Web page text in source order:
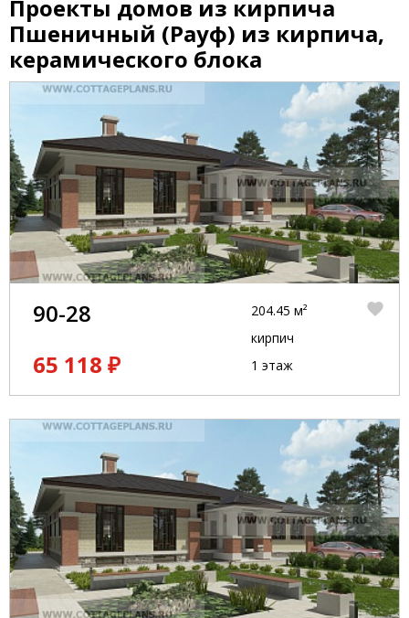
который подойдет вашим потребностям и
бюджету. Свяжитесь с нами сегодня, чтобы
узнать больше о наших проектах домов и
коттеджей из кирпича Пшеничный (Рауф).
Проекты домов из кирпича
Пшеничный (Рауф) из кирпича,
керамического блока
90-28
65 118 ₽
204.45 м²
кирпич
1 этаж